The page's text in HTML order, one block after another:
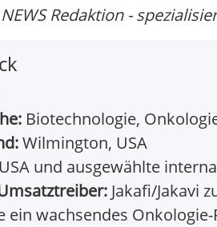
Redaktion -
Biotechnologie,
Wilmington, USA
USA und ausgewählte
Jakafi/Jakavi
ein wachsendes